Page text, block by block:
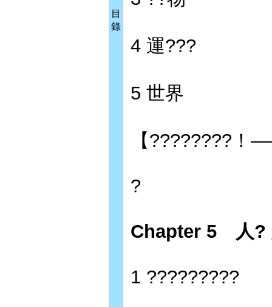
目
錄
4 運???
5 世界
【????????！
?
Chapter 5 人?
1 ?????????